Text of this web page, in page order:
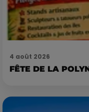
4 août 2026
FÊTE DE LA